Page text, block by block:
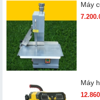
Máy
Máy